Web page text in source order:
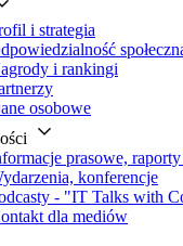
i strategia
i rankingi
osobowe
prasowe, raporty
konferencje
- "IT Talks with
dla mediów